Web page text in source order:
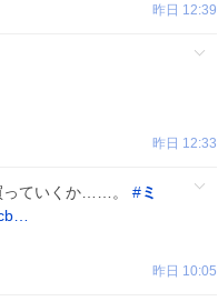
昨日 12:39
昨日 12:33
っていくか……。 #ミ
昨日 10:05